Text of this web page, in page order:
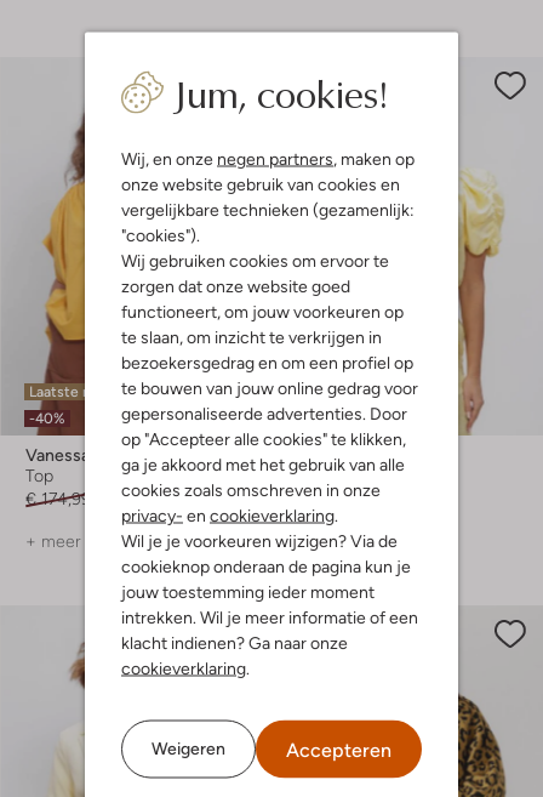
Jum, cookies!
Wij, en onze negen partners , maken op
onze website gebruik van cookies en
vergelijkbare technieken (gezamenlijk:
"cookies").
Wij gebruiken cookies om ervoor te
zorgen dat onze website goed
functioneert, om jouw voorkeuren op
te slaan, om inzicht te verkrijgen in
bezoekersgedrag en om een profiel op
te bouwen van jouw online gedrag voor
gepersonaliseerde advertenties. Door
op "Accepteer alle cookies" te klikken,
ga je akkoord met het gebruik van alle
cookies zoals omschreven in onze
privacy- en cookieverklaring
Wil je je voorkeuren wijzigen? Via de
cookieknop onderaan de pagina kun je
jouw toestemming ieder moment
intrekken. Wil je meer informatie of een
klacht indienen? Ga naar onze
cookieverklaring
Weigeren Accepteren
Laatste maten
-40%
Vanessa Bruno
Top
€ 174,99
€ 104,99
+ meer kleuren
-20%
Harper & Yve
Top
€ 89,99 € 71,99
+ meer kleuren